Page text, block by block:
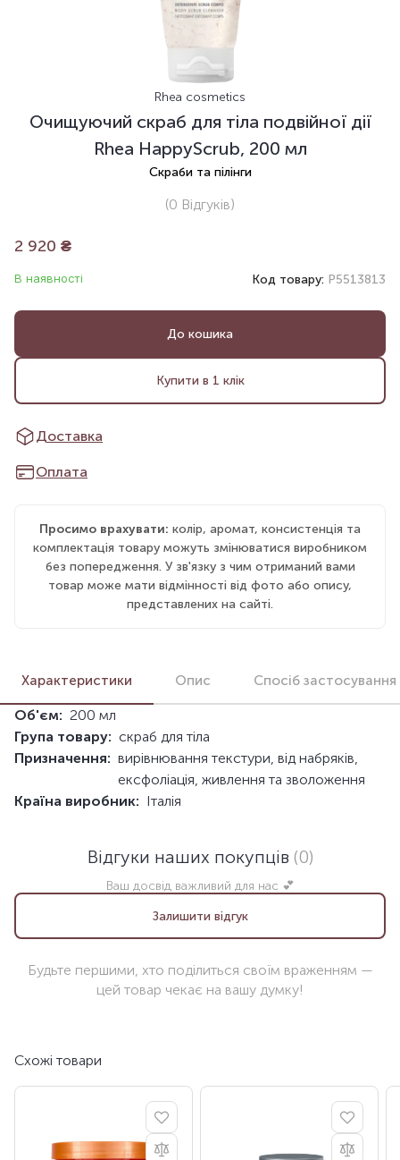
Rhea cosmetics
Очищуючий скраб для тіла подвійної дії
Rhea HappyScrub, 200 мл
Скраби та пілінги
(0 Відгуків)
2 920 ₴
В наявності Код товару: P5513813
До кошика
Купити в 1 клік
Доставка
Оплата
Просимо врахувати: колір, аромат, консистенція та
комплектація товару можуть змінюватися виробником
без попередження. У зв'язку з чим отриманий вами
товар може мати відмінності від фото або опису,
представлених на сайті.
Характеристики Опис Спосіб застосування
Об'єм: 200 мл
Група товару: скраб для тіла
Призначення: вирівнювання текстури, від набряків,
ексфоліація, живлення та зволоження
Країна виробник: Італія
Відгуки наших покупців (0)
Ваш досвід важливий для нас 💕
Залишити відгук
Будьте першими, хто поділиться своїм враженням —
цей товар чекає на вашу думку!
Схожі товари